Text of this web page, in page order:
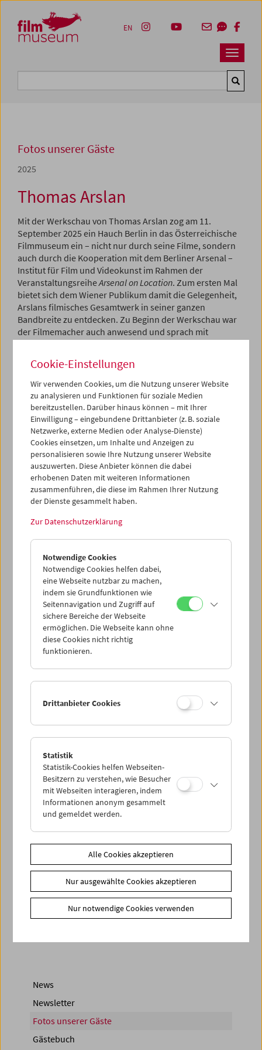
Zum Inhalt
Zum Hauptmenü
Zur Servicenavigation
Zum Suche
Navbar
EN
Fotos unserer Gäste
2025
Thomas Arslan
Mit der Werkschau von Thomas Arslan zog am 11.
September 2025 ein Hauch Berlin in das Österreichische
Filmmuseum ein – nicht nur durch seine Filme, sondern
auch durch die Kooperation mit dem Berliner Arsenal –
Institut für Film und Videokunst im Rahmen der
VeranstaltungsreiheArsenal on Location. Zum ersten Mal
bietet sich dem Wiener Publikum damit die Gelegenheit,
Arslans filmisches Gesamtwerk in seiner ganzen
Bandbreite zu entdecken. Zu Beginn der Werkschau war
der Filmemacher auch anwesend und sprach mit
ProgrammSept / Okt 2025 - Thomas Arslan
< zurück zur Übersicht
News
Newsletter
Fotos unserer Gäste
Gästebuch
Cookie-Einstellungen
Wir verwenden Cookies, um die Nutzung unserer Website
zu analysieren und Funktionen für soziale Medien
bereitzustellen. Darüber hinaus können – mit Ihrer
Einwilligung – eingebundene Drittanbieter (z. B. soziale
Netzwerke, externe Medien oder Analyse-Dienste)
Cookies einsetzen, um Inhalte und Anzeigen zu
personalisieren sowie Ihre Nutzung unserer Website
auszuwerten. Diese Anbieter können die dabei
erhobenen Daten mit weiteren Informationen
zusammenführen, die diese im Rahmen Ihrer Nutzung
der Dienste gesammelt haben.
Zur Datenschutzerklärung
Notwendige Cookies
Notwendige Cookies helfen dabei,
eine Webseite nutzbar zu machen,
indem sie Grundfunktionen wie
Seitennavigation und Zugriff auf
sichere Bereiche der Webseite
ermöglichen. Die Webseite kann ohne
diese Cookies nicht richtig
funktionieren.
Drittanbieter Cookies
Statistik
Statistik-Cookies helfen Webseiten-
Besitzern zu verstehen, wie Besucher
mit Webseiten interagieren, indem
Informationen anonym gesammelt
und gemeldet werden.
Alle Cookies akzeptieren
Nur ausgewählte Cookies akzeptieren
Nur notwendige Cookies verwenden